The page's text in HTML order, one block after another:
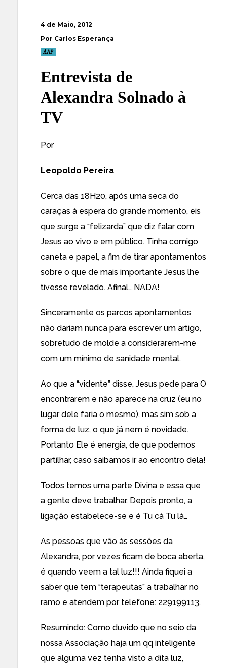
4 de Maio, 2012
Por Carlos Esperança
AAP
Entrevista de
Alexandra Solnado à
TV
Por
Leopoldo Pereira
Cerca das 18H20, após uma seca do
caraças à espera do grande momento, eis
que surge a “felizarda” que diz falar com
Jesus ao vivo e em público. Tinha comigo
caneta e papel, a fim de tirar apontamentos
sobre o que de mais importante Jesus lhe
tivesse revelado. Afinal… NADA!
Sinceramente os parcos apontamentos
não dariam nunca para escrever um artigo,
sobretudo de molde a considerarem-me
com um mínimo de sanidade mental.
Ao que a “vidente” disse, Jesus pede para O
encontrarem e não aparece na cruz (eu no
lugar dele faria o mesmo), mas sim sob a
forma de luz, o que já nem é novidade.
Portanto Ele é energia, de que podemos
partilhar, caso saibamos ir ao encontro dela!
Todos temos uma parte Divina e essa que
a gente deve trabalhar. Depois pronto, a
ligação estabelece-se e é Tu cá Tu lá…
As pessoas que vão às sessões da
Alexandra, por vezes ficam de boca aberta,
é quando veem a tal luz!!! Ainda fiquei a
saber que tem “terapeutas” a trabalhar no
ramo e atendem por telefone: 229199113.
Resumindo: Como duvido que no seio da
nossa Associação haja um qq inteligente
que alguma vez tenha visto a dita luz,